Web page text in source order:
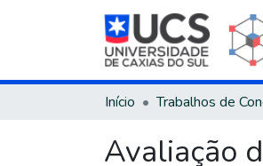
Início
Avaliação